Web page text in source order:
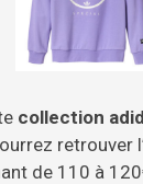
collection
retrouver
de 110 à